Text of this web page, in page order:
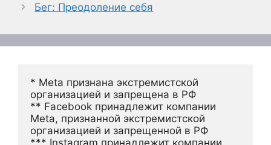
Бег: Преодоление себя
* Meta признана экстремистской
организацией и запрещена в РФ
** Facebook принадлежит компании
Meta, признанной экстремистской
организацией и запрещенной в РФ
*** Instagram принадлежит компании